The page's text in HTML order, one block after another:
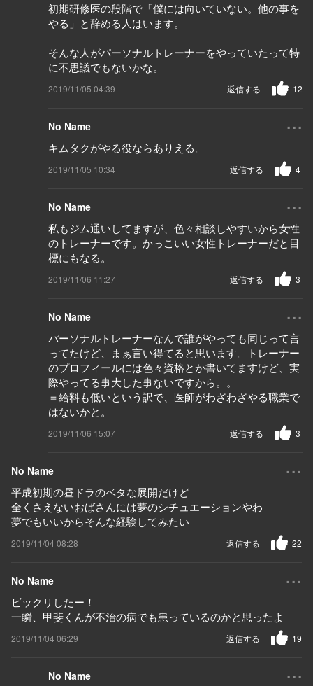
初期研修医の段階で「僕には向いていない。他の事を
やる」と辞める人はいます。
そんな人がパーソナルトレーナーをやっていたって特
に不思議でもないかな。
2019/11/05 04:39 12
返信する
No Name ...
キムタクがやる役ならありえる。
2019/11/05 10:34 4
返信する
No Name ...
私もジム通いしてますが、色々相談しやすいから女性
のトレーナーです。かっこいい女性トレーナーだと目
標にもなる。
2019/11/06 11:27 3
返信する
No Name ...
パーソナルトレーナーなんで誰がやっても同じって言
ってたけど、まぁ言い得てると思います。トレーナー
のプロフィールには色々資格とか書いてますけど、実
際やってる事大した事ないですから。。
＝給料も低いという訳で、医師がわざわざやる職業で
はないかと。
2019/11/06 15:07 3
返信する
No Name ...
平成初期の昼ドラのベタな展開だけど
全くさえないおばさんには夢のシチュエーションやわ
夢でもいいからそんな経験してみたい
2019/11/04 08:28 22
返信する
No Name ...
ビックリしたー！
一瞬、甲斐くんが不治の病でも患っているのかと思ったよ
2019/11/04 06:29 19
返信する
No Name ...